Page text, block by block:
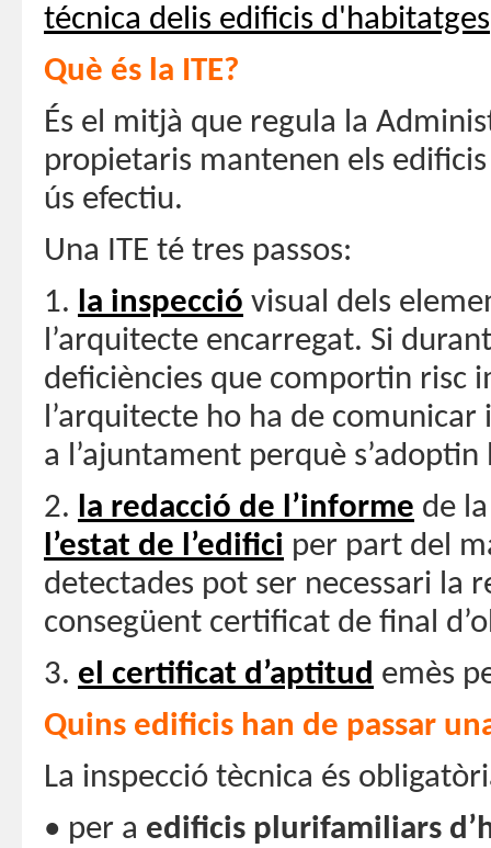
técnica delis edificis d'habitatges
Què és la ITE?
És el mitjà que regula la
propietaris mantenen els
ús efectiu.
Una ITE té tres passos:
1. la inspecció visual dels
l’arquitecte encarregat. Si
deficiències que comportin risc
l’arquitecte ho ha de
a l’ajuntament perquè
2. la redacció de l’informe de
l’estat de l’edifici per part del
detectades pot ser necessari la
consegüent certificat de final
3. el certificat d’aptitud emès
Quins edificis han de passar
La inspecció tècnica és
• per a edificis plurifamiliars